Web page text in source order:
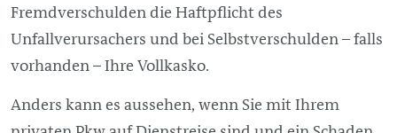
Fremdverschulden die Haftpflicht des
Unfallverursachers und bei Selbstverschulden – falls
vorhanden – Ihre Vollkasko.
Anders kann es aussehen, wenn Sie mit Ihrem